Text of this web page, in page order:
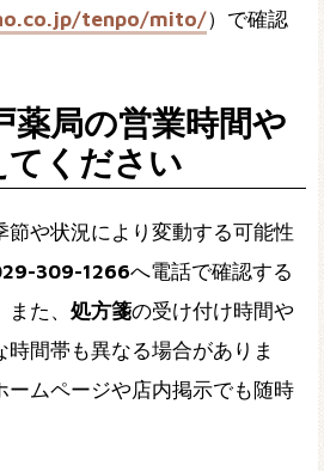
tenpo/mito/）で確認
薬局の営業時間や
てください
節や状況により変動する可能性
309-1266へ電話で確認する
た、 処方箋の受け付け時間や
時間帯も異なる場合がありま
ームページや店内掲示でも随時